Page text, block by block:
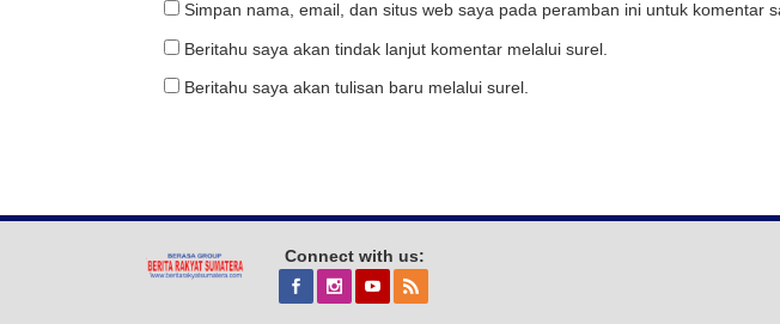
Simpan nama, email, dan situs web saya pada peramban ini untuk komentar
Beritahu saya akan tindak lanjut komentar melalui surel.
Beritahu saya akan tulisan baru melalui surel.
Connect with us: